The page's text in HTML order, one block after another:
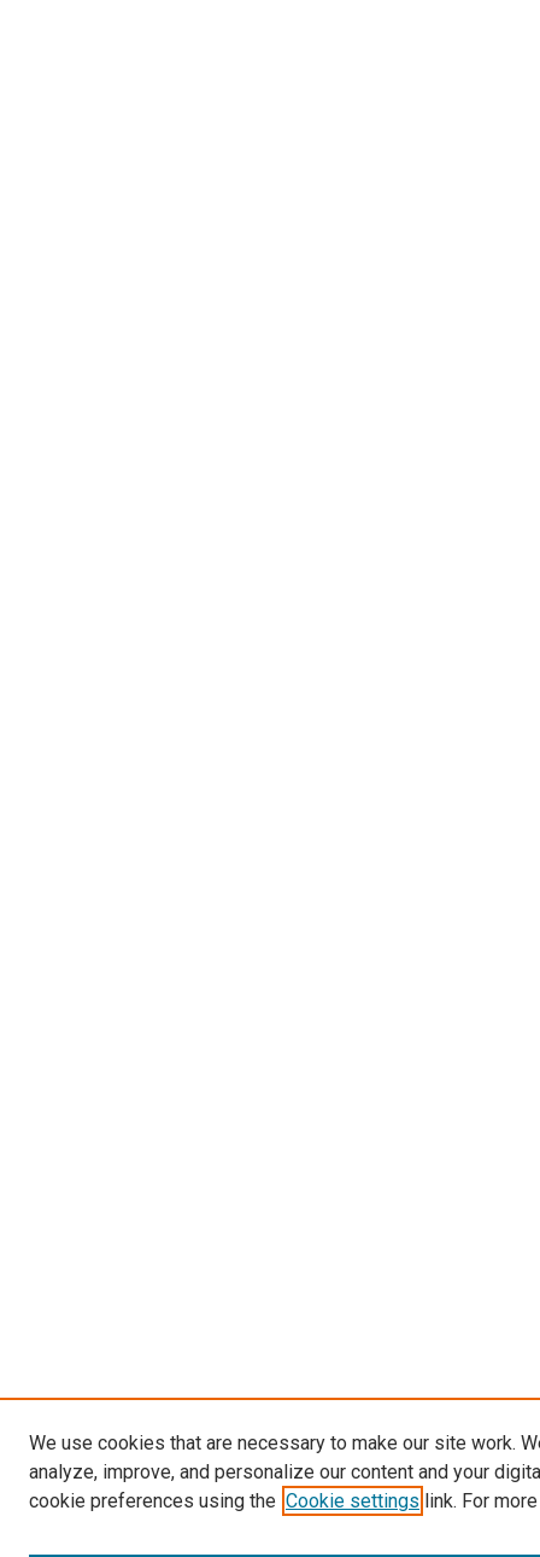
We use cookies that are necessary to make our site work.
analyze, improve, and personalize our content and your
cookie preferences using the Cookie settings link. For